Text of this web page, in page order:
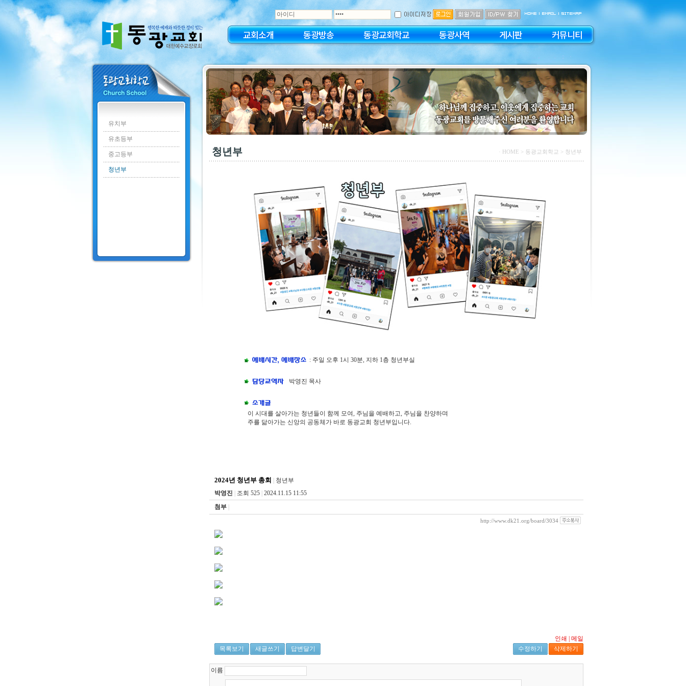
교회소개 동광방송 동광교회학교 동광사역 게시판 커뮤니티
유치부
유초등부
중고등부
청년부
청년부 · HOME > 동광교회학교 > 청년부
: 주일 오후 1시 30분, 지하 1층 청년부실
박영진 목사
이 시대를 살아가는 청년들이 함께 모여, 주님을 예배하고, 주님을 찬양하며
주를 닮아가는 신앙의 공동체가 바로 동광교회 청년부입니다.
2024년 청년부 총회
청년부
박영진
조회 525 2024.11.15 11:55
첨부
http://www.dk21.org/board/3034
인쇄
메일
목록보기
새글쓰기 답변달기 수정하기 삭제하기
이름